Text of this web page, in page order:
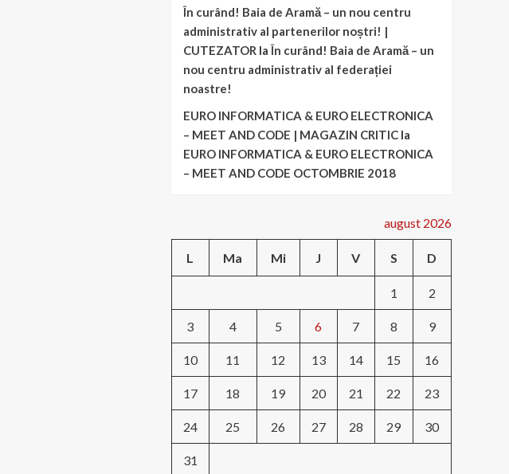
În curând! Baia de Aramă – un nou centru
administrativ al partenerilor noștri! |
CUTEZATOR laÎn curând! Baia de Aramă – un
nou centru administrativ al federației
noastre!
EURO INFORMATICA & EURO ELECTRONICA
– MEET AND CODE | MAGAZIN CRITICla
EURO INFORMATICA & EURO ELECTRONICA
– MEET AND CODE OCTOMBRIE 2018
august 2026
L Ma Mi J V S D
1 2
3 4 5 6 7 8 9
10 11 12 13 14 15 16
17 18 19 20 21 22 23
24 25 26 27 28 29 30
31